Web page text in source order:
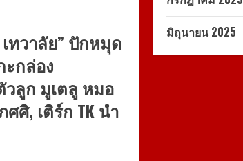
ทวาลัย” ปักหมุด
กล่อง
ลูก มูเตลู หมอ
ศิ, เติร์ก TK นำ
มิถุนายน 2025